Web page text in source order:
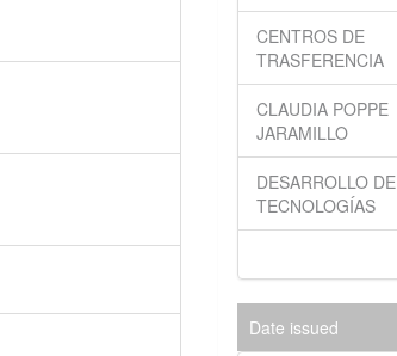
CENTROS DE
TRASFERENCIA
CLAUDIA POPPE
JARAMILLO
DESARROLLO DE
TECNOLOGÍAS
Date issued